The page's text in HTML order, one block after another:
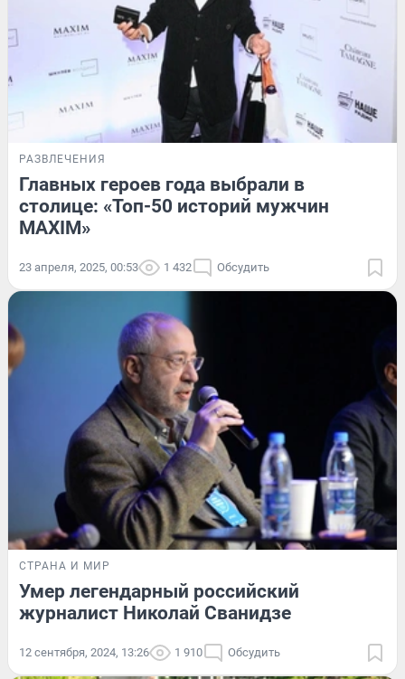
РАЗВЛЕЧЕНИЯ
Главных героев года выбрали в
столице: «Топ-50 историй мужчин
MAXIM»
23 апреля, 2025, 00:53 1 432 Обсудить
СТРАНА И МИР
Умер легендарный российский
журналист Николай Сванидзе
12 сентября, 2024, 13:26 1 910 Обсудить